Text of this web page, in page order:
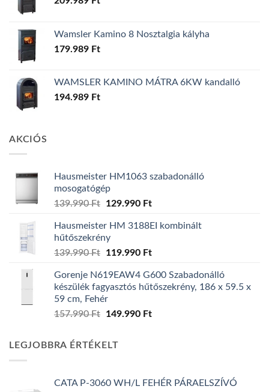
Wamsler Kamino 8 Nosztalgia kályha
179.989 Ft
WAMSLER KAMINO MÁTRA 6KW kandalló
194.989 Ft
AKCIÓS
Hausmeister HM1063 szabadonálló
mosogatógép
139.990Ft
Original
was:
139.990 Ft.
129.990 FtCurrent
is:
Hausmeister HM 3188EI kombinált
hűtőszekrény
139.990Ft
Original
was:
139.990 Ft.
119.990 FtCurrent
is:
119.990 Ft.
Gorenje N619EAW4 G600 Szabadonálló
készülék fagyasztós hűtőszekrény, 186 x 59.5 x
59 cm, Fehér
157.990Ft
Original
157.990 Ft.
149.990 FtCurrent
LEGJOBBRA ÉRTÉKELT
CATA P-3060 WH/L FEHÉR PÁRAELSZÍVÓ